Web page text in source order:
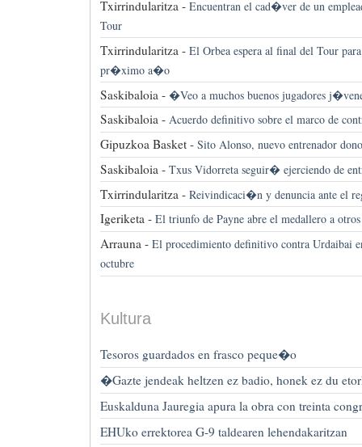
Txirrindularitza - Encuentran el cad�ver de un
Tour
Txirrindularitza - El Orbea espera al final del Tour
pr�ximo a�o
Saskibaloia - �Veo a muchos buenos jugadores
Saskibaloia - Acuerdo definitivo sobre el marco de
Gipuzkoa Basket - Sito Alonso, nuevo entrenador
Saskibaloia - Txus Vidorreta seguir� ejerciendo de
Txirrindularitza - Reivindicaci�n y denuncia ante el
Igeriketa - El triunfo de Payne abre el medallero a
Arrauna - El procedimiento definitivo contra Urdaibai
octubre
Kultura
Tesoros guardados en frasco peque�o
�Gazte jendeak heltzen ez badio, honek ez du
Euskalduna Jauregia apura la obra con treinta
EHUko errektorea G-9 taldearen lehendakaritzan